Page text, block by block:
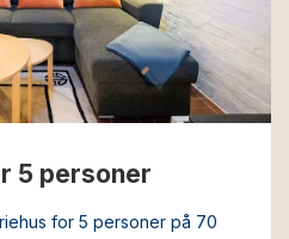
5 personer
for 5 personer på 70